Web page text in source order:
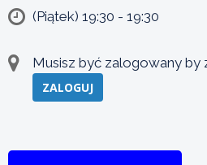
(Piątek) 19:30 - 19:30
Musisz być zalogowany by
ZALOGUJ